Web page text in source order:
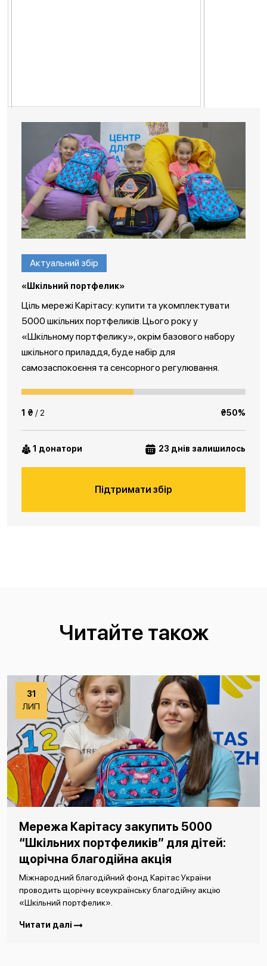
Актуальний збір
«Шкільний портфелик»
Ціль мережі Карітасу: купити та укомплектувати
5000 шкільних портфеликів. Цього року у
«Шкільному портфелику», окрім базового набору
шкільного приладдя, буде набір для
самозаспокоєння та сенсорного регулювання.
1 ₴ / 2 ₴50%
1 донатори 23 днів залишилось
Підтримати збір
Читайте також
31
ЛИП
Мережа Карітасу закупить 5000
“Шкільних портфеликів” для дітей:
щорічна благодійна акція
Міжнародний благодійний фонд Карітас України
проводить щорічну всеукраїнську благодійну акцію
«Шкільний портфелик».
Читати далі